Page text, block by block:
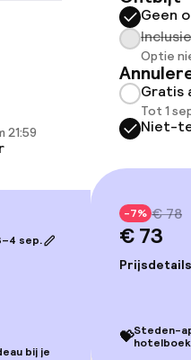
21:59
sep.
bij je
Geen
Optie
Gratis
Tot 1
Niet-
-7% € 78
€ 73
Prijsdetails
💝Steden-